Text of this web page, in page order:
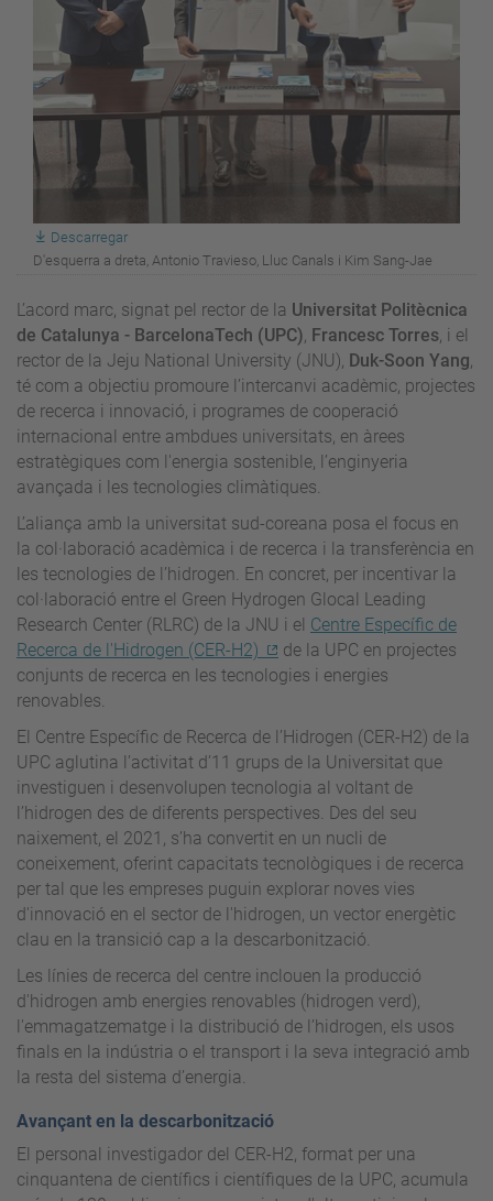
Descarregar
D'esquerra a dreta, Antonio Travieso, Lluc Canals i Kim Sang-Jae
L’acord marc, signat pel rector de la Universitat Politècnica
de Catalunya - BarcelonaTech (UPC), Francesc Torres, i el
rector de la Jeju National University (JNU), Duk-Soon Yang,
té com a objectiu promoure l’intercanvi acadèmic, projectes
de recerca i innovació, i programes de cooperació
internacional entre ambdues universitats, en àrees
estratègiques com l'energia sostenible, l’enginyeria
avançada i les tecnologies climàtiques.
L’aliança amb la universitat sud-coreana posa el focus en
la col·laboració acadèmica i de recerca i la transferència en
les tecnologies de l’hidrogen. En concret, per incentivar la
col·laboració entre el Green Hydrogen Glocal Leading
Research Center (RLRC) de la JNU i el Centre Específic de
Recerca de l'Hidrogen (CER-H2)
de la UPC en projectes
conjunts de recerca en les tecnologies i energies
renovables.
El Centre Específic de Recerca de l’Hidrogen (CER-H2) de la
UPC aglutina l’activitat d’11 grups de la Universitat que
investiguen i desenvolupen tecnologia al voltant de
l’hidrogen des de diferents perspectives. Des del seu
naixement, el 2021, s’ha convertit en un nucli de
coneixement, oferint capacitats tecnològiques i de recerca
per tal que les empreses puguin explorar noves vies
d'innovació en el sector de l'hidrogen, un vector energètic
clau en la transició cap a la descarbonització.
Les línies de recerca del centre inclouen la producció
d'hidrogen amb energies renovables (hidrogen verd),
l'emmagatzematge i la distribució de l’hidrogen, els usos
finals en la indústria o el transport i la seva integració amb
la resta del sistema d’energia.
Avançant en la descarbonització
El personal investigador del CER-H2, format per una
cinquantena de científics i científiques de la UPC, acumula